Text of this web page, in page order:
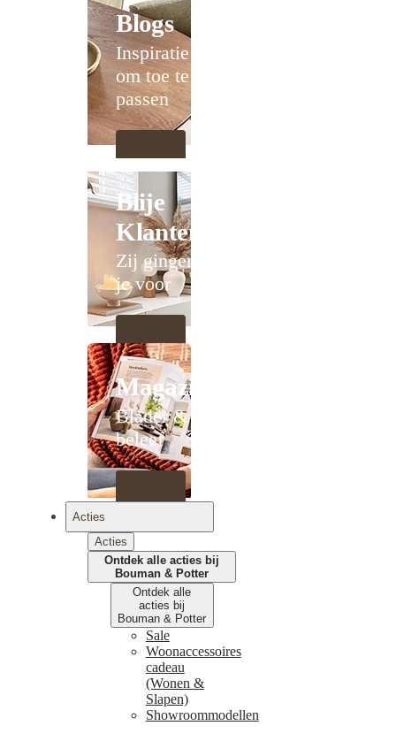
Blogs
Inspiratie
om toe te
passen
Blije
Klanten
Zij gingen
je voor
Magazines
Blader &
beleef
Acties
Acties
Ontdek alle acties bij
Bouman & Potter
Ontdek alle
acties bij
Bouman & Potter
Sale
Woonaccessoires
cadeau
(Wonen &
Slapen)
Showroommodellen